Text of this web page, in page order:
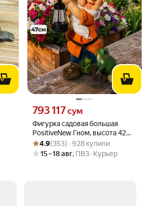
Фигурка садовая большая
PositiveNew Гном, высота 42
см, полистоун, для дачи, сада и
огорода, цвет красный,
Цена 793117 сум вместо
793 117сум
Рейтинг товара: 4.9 из 5
Оценок: (353) · 928 купили
4.9(353) · 928 купили
15 – 18 авг, ПВЗ Курьер